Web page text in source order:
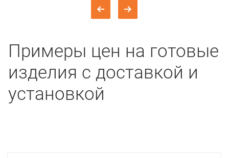
Примеры цен на готовые
изделия с доставкой и
установкой